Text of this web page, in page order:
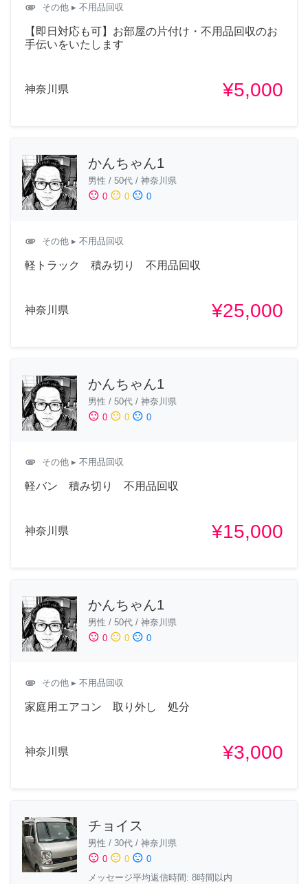
attachment その他 ▸ 不用品回収
【即日対応も可】お部屋の片付け・不用品回収のお
手伝いをいたします
神奈川県 ¥5,000
かんちゃん1
男性 / 50代 / 神奈川県
sentiment_satisfied 0 sentiment_neutral 0 sentiment_dissatisfied 0
attachment その他 ▸ 不用品回収
軽トラック 積み切り 不用品回収
神奈川県 ¥25,000
かんちゃん1
男性 / 50代 / 神奈川県
sentiment_satisfied 0 sentiment_neutral 0 sentiment_dissatisfied 0
attachment その他 ▸ 不用品回収
軽バン 積み切り 不用品回収
神奈川県 ¥15,000
かんちゃん1
男性 / 50代 / 神奈川県
sentiment_satisfied 0 sentiment_neutral 0 sentiment_dissatisfied 0
attachment その他 ▸ 不用品回収
家庭用エアコン 取り外し 処分
神奈川県 ¥3,000
チョイス
男性 / 30代 / 神奈川県
sentiment_satisfied 0 sentiment_neutral 0 sentiment_dissatisfied 0
メッセージ平均返信時間: 8時間以内